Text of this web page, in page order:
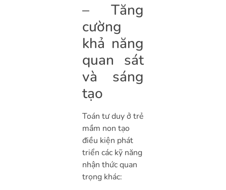
– Tăng
cường
khả năng
quan sát
và sáng
tạo
Toán tư duy ở trẻ
mầm non tạo
điều kiện phát
triển các kỹ năng
nhận thức quan
trọng khác: